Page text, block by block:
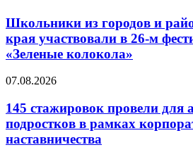
Школьники из городов и
края участвовали в 26-м
«Зеленые колокола»
07.08.2026
145 стажировок провели для
подростков в рамках
наставничества